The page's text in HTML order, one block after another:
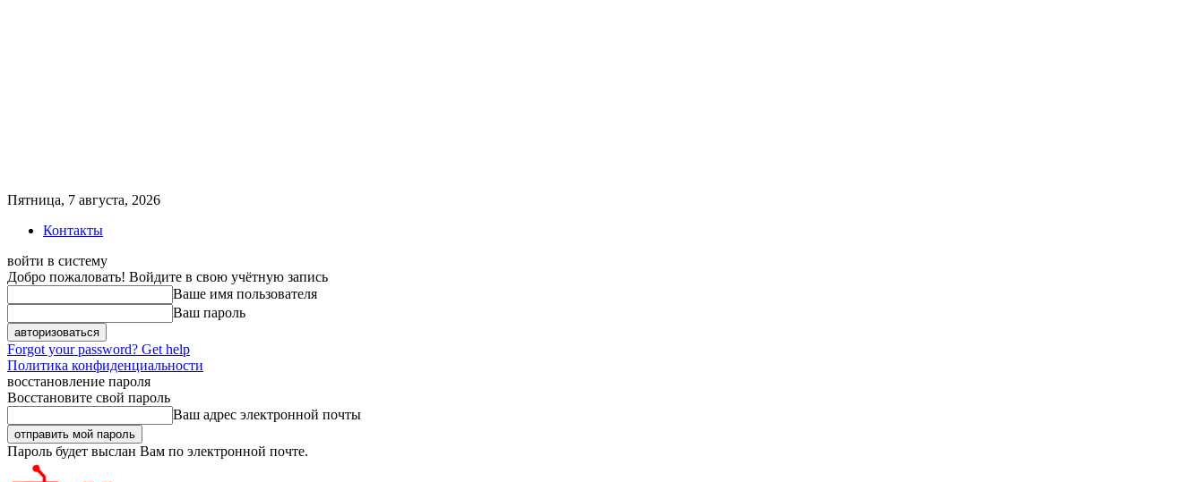
Пятница, 7 августа, 2026
Контакты
войти в систему
Добро пожаловать! Войдите в свою учётную запись
Ваше имя пользователя
Ваш пароль
Forgot your password? Get help
Политика конфиденциальности
восстановление пароля
Восстановите свой пароль
Ваш адрес электронной почты
Пароль будет выслан Вам по электронной почте.